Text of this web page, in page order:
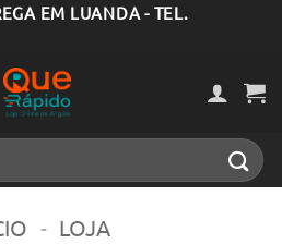
EM LUANDA - TEL.
- LOJA